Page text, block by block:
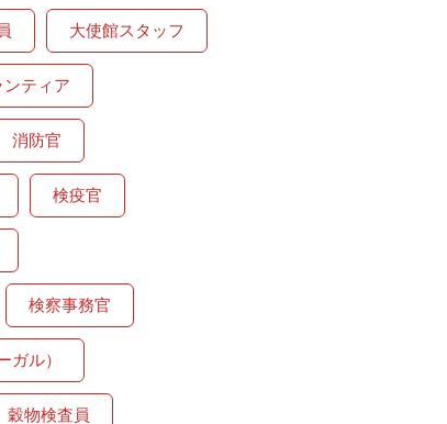
大使館スタッフ
ンティア
消防官
検疫官
検察事務官
ガル）
穀物検査員